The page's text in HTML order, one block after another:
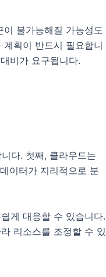
불가능해질 가능성도
획이 반드시 필요합니
비가 요구됩니다.
다. 첫째, 클라우드는
이터가 지리적으로 분
게 대응할 수 있습니다.
리소스를 조정할 수 있